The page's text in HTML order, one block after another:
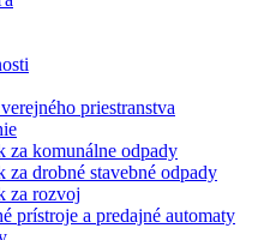
priestranstva
za komunálne odpady
za drobné stavebné odpady
za rozvoj
prístroje a predajné automaty